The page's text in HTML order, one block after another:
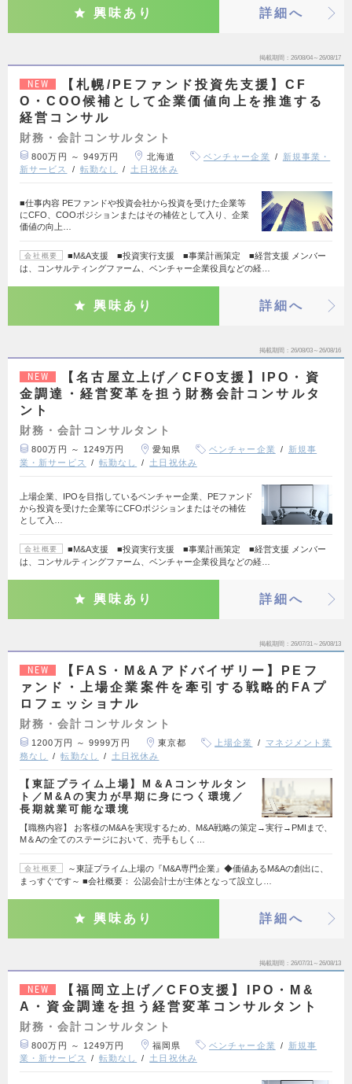
興味あり 詳細へ
掲載期間 26/08/04～26/08/17
NEW
【札幌/PEファンド投資先支援】CF
O・COO候補として企業価値向上を推進する
経営コンサル
財務・会計コンサルタント
800万円 ～ 949万円 北海道 ベンチャー企業
新規事業・
新サービス
転勤なし 土日祝休み
■仕事内容 PEファンドや投資会社から投資を受けた企業等
にCFO、COOポジションまたはその補佐として入り、企業
価値の向上…
会社概要
■M&A支援 ■投資実行支援 ■事業計画策定 ■経営支援 メンバー
は、コンサルティングファーム、ベンチャー企業役員などの経…
興味あり 詳細へ
掲載期間 26/08/03～26/08/16
NEW
【名古屋立上げ／CFO支援】IPO・資
金調達・経営変革を担う財務会計コンサルタ
ント
財務・会計コンサルタント
800万円 ～ 1249万円 愛知県 ベンチャー企業
新規事
業・新サービス
転勤なし 土日祝休み
上場企業、IPOを目指しているベンチャー企業、PEファンド
から投資を受けた企業等にCFOポジションまたはその補佐
として入…
会社概要
■M&A支援 ■投資実行支援 ■事業計画策定 ■経営支援 メンバー
は、コンサルティングファーム、ベンチャー企業役員などの経…
興味あり 詳細へ
掲載期間 26/07/31～26/08/13
NEW
【FAS・M&Aアドバイザリー】PEフ
ァンド・上場企業案件を牽引する戦略的FAプ
ロフェッショナル
財務・会計コンサルタント
1200万円 ～ 9999万円 東京都 上場企業
マネジメント業
務なし
転勤なし 土日祝休み
【東証プライム上場】M＆Aコンサルタン
ト／M&Aの実力が早期に身につく環境／
長期就業可能な環境
【職務内容】 お客様のM&Aを実現するため、M&A戦略の策定→実行→PMIまで、
M＆Aの全てのステージにおいて、売手もしく…
会社概要
～東証プライム上場の『M&A専門企業』◆価値あるM&Aの創出に、
まっすぐです～ ■会社概要： 公認会計士が主体となって設立し…
興味あり 詳細へ
掲載期間 26/07/31～26/08/13
NEW
【福岡立上げ／CFO支援】IPO・M&
A・資金調達を担う経営変革コンサルタント
財務・会計コンサルタント
800万円 ～ 1249万円 福岡県 ベンチャー企業
新規事
業・新サービス
転勤なし 土日祝休み